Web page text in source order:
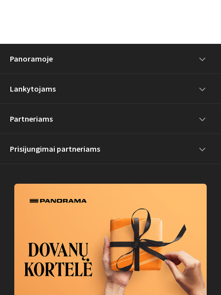
Panoramoje
Lankytojams
Partneriams
Prisijungimai partneriams